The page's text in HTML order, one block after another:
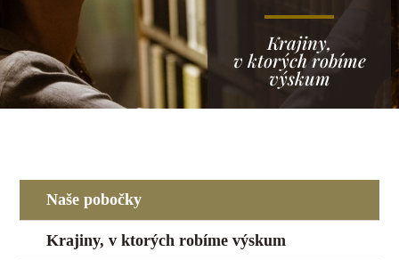
Krajiny,
v ktorých robíme
výskum
Naše pobočky
Krajiny, v ktorých robíme výskum